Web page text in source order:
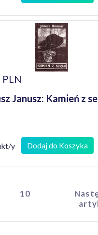
PLN
Janusz: Kamień z
y Dodaj do Koszyka
10